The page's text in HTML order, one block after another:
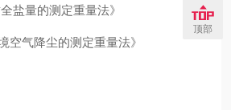
盐量的测定重量法》
空气降尘的测定重量法》
顶部